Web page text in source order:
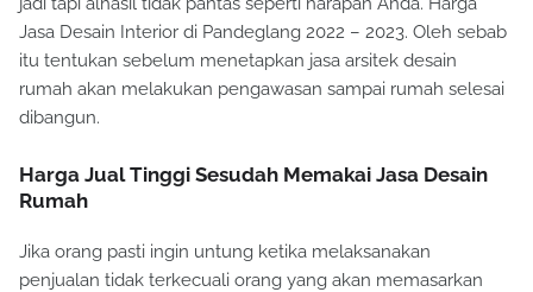
Jasa Desain Interior di Pandeglang 2022 – 2023. Oleh sebab
itu tentukan sebelum menetapkan jasa arsitek desain
rumah akan melakukan pengawasan sampai rumah selesai
dibangun.
Harga Jual Tinggi Sesudah Memakai Jasa Desain
Rumah
Jika orang pasti ingin untung ketika melaksanakan
penjualan tidak terkecuali orang yang akan memasarkan